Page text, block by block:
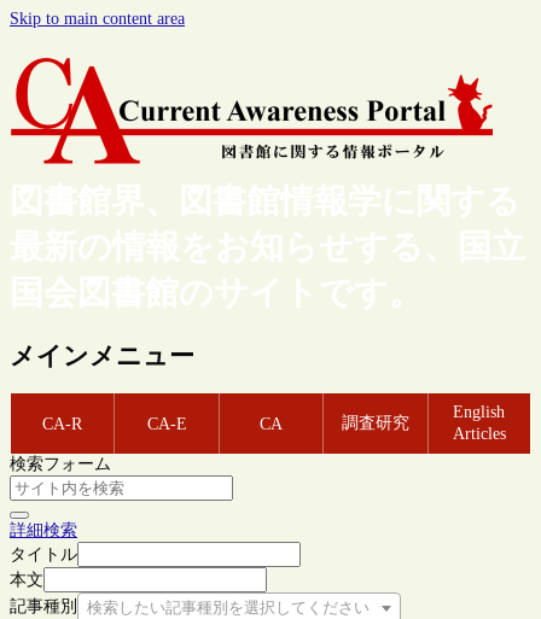
Skip to main content area
図書館界、図書館情報学に関する
最新の情報をお知らせする、国立
国会図書館のサイトです。
メインメニュー
CA-R CA-E CA 調査研究
English
Articles
検索フォーム
詳細検索
タイトル
本文
記事種別
検索したい記事種別を選択してください